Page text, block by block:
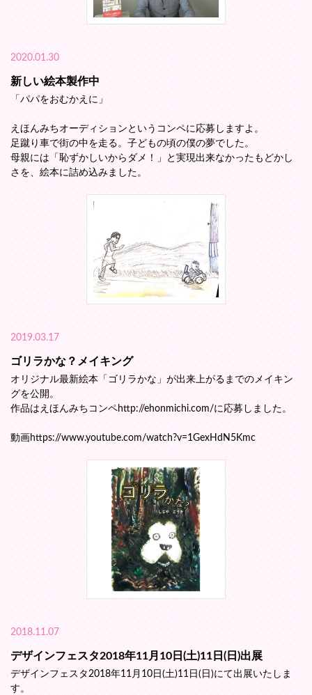
2020.01.30
新しい絵本製作中
「パパをおむかえに」
えほんみちオーディションというコンペに応募しますよ。
足蹴り車で街の中を走る。子どもの頃の僕の夢でした。
母親には「恥ずかしいからダメ！」と実現出来なかったもどかし
さを、絵本に詰め込みました。
2019.03.17
ゴリラかな？メイキング
オリジナル最新絵本「ゴリラかな」が出来上がるまでのメイキン
グを公開。
作品はえほんみちコンペhttp://ehonmichi.com/に応募しました。
動画https://www.youtube.com/watch?v=1GexHdN5Kmc
2018.11.07
デザインフェスタ2018年11月10日(土)11日(日)出展
デザインフェスタ2018年11月10日(土)11日(日)にて出展いたしま
す。